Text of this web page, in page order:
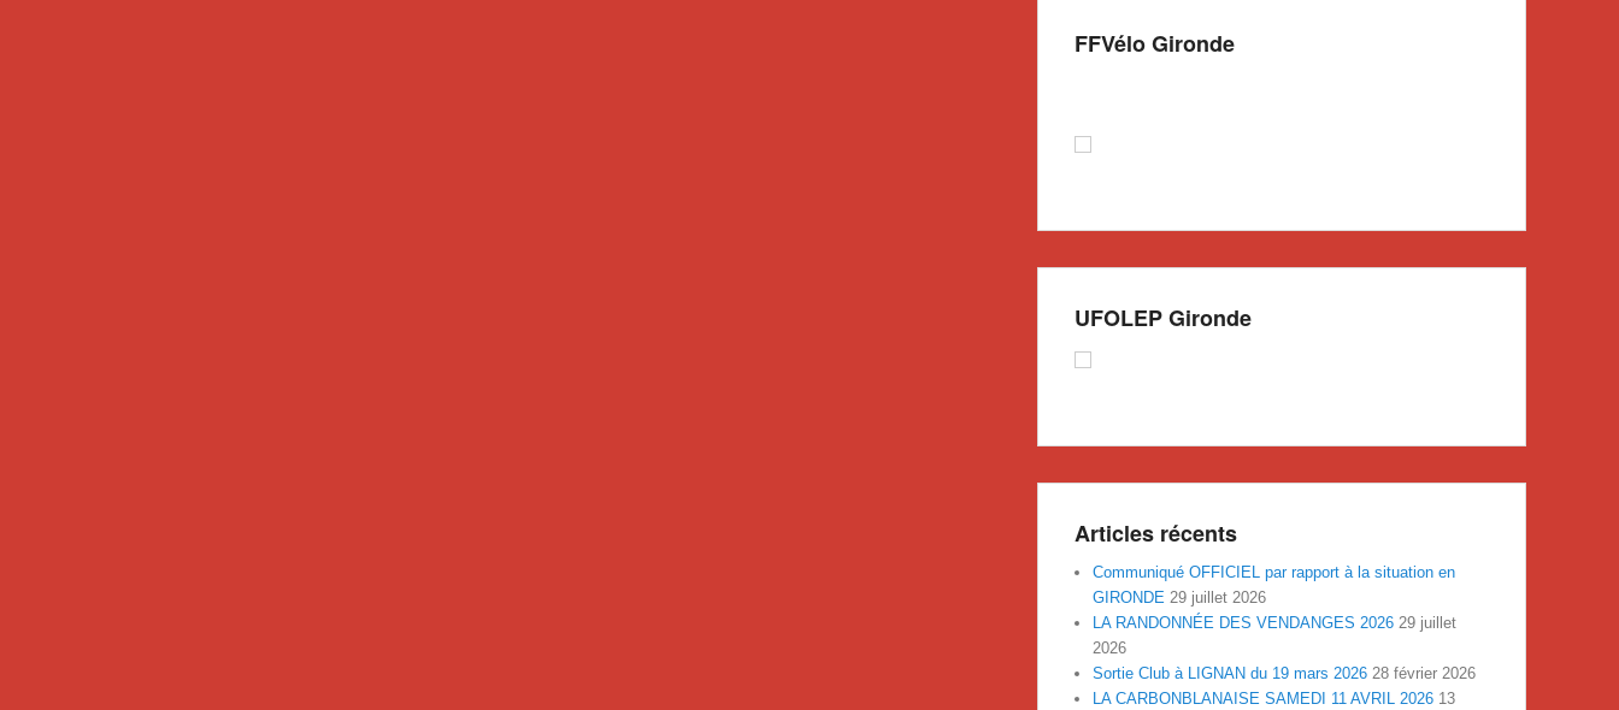
FFVélo Gironde
UFOLEP Gironde
Articles récents
Communiqué OFFICIEL par rapport à la situation en
GIRONDE 29 juillet 2026
LA RANDONNÉE DES VENDANGES 2026 29 juillet
2026
Sortie Club à LIGNAN du 19 mars 2026 28 février 2026
LA CARBONBLANAISE SAMEDI 11 AVRIL 2026 13